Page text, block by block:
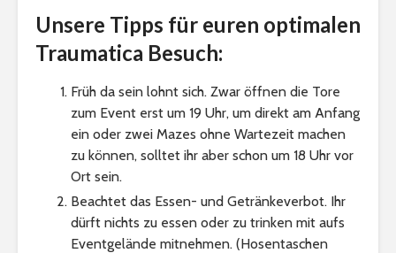
Unsere Tipps für euren optimalen
Traumatica Besuch:
Früh da sein lohnt sich. Zwar öffnen die Tore
zum Event erst um 19 Uhr, um direkt am Anfang
ein oder zwei Mazes ohne Wartezeit machen
zu können, solltet ihr aber schon um 18 Uhr vor
Ort sein.
Beachtet das Essen- und Getränkeverbot. Ihr
dürft nichts zu essen oder zu trinken mit aufs
Eventgelände mitnehmen. (Hosentaschen